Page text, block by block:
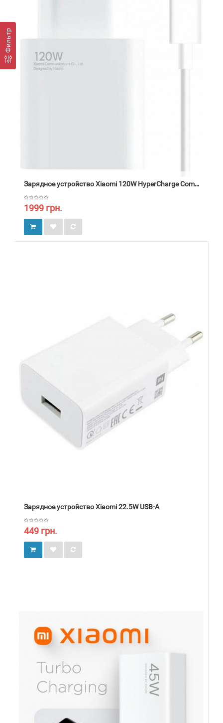
Фильтр
Зарядное устройство Xiaomi 120W HyperCharge Combo (Type-A
1999 грн.
Зарядное устройство Xiaomi 22.5W USB-A
449 грн.